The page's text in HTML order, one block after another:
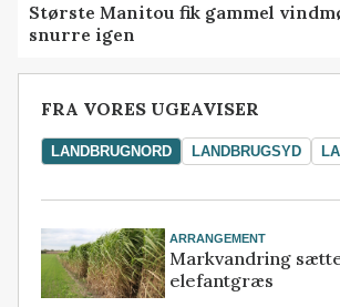
Største Manitou fik gammel
snurre igen
FRA VORES UGEAVISER
LANDBRUGNORD LANDBRUGSYD
ARRANGEMENT
Markvandring
elefantgræs